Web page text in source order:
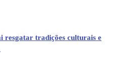
resgatar tradições culturais e